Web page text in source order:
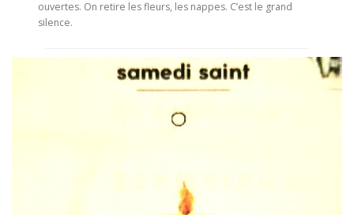
ouvertes. On retire les fleurs, les nappes. C’est le grand
silence.